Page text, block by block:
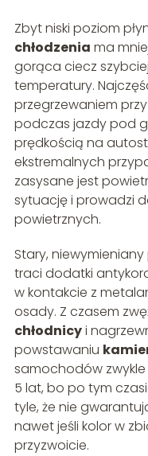
Zbyt niski poziom
chłodzenia ma
gorąca ciecz
temperatury.
przegrzewaniem
podczas jazdy pod
prędkością na
ekstremalnych
zasysane jest
sytuację i prowadzi
powietrznych.
Stary,
traci dodatki
w kontakcie z
osady. Z czasem
chłodnicyi
powstawaniu
samochodów
5 lat, bo po tym
tyle, że nie
nawet jeśli kolor w
przyzwoicie.